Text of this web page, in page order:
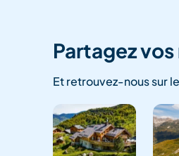
Partagez
Et retrouvez-nous sur